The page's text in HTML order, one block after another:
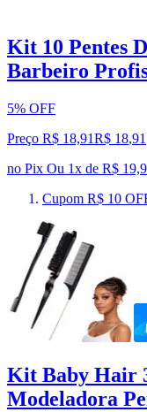
Kit 10 Pentes
Barbeiro
5% OFF
Preço R$ 18,91R$ 18,91
no Pix Ou 1x de R$
Cupom R$ 10
Kit Baby Hair
Modeladora